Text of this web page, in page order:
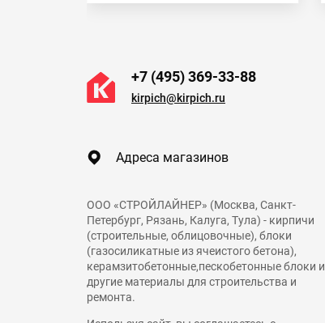
+7 (495) 369-33-88
kirpich@kirpich.ru
Адреса магазинов
ООО «СТРОЙЛАЙНЕР» (Москва, Санкт-
Петербург, Рязань, Калуга, Тула) - кирпичи
(строительные, облицовочные), блоки
(газосиликатные из ячеистого бетона),
керамзитобетонные,пескобетонные блоки и
другие материалы для строительства и
ремонта.